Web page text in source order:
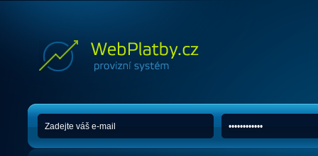
WebPlatby.cz - provizní systém